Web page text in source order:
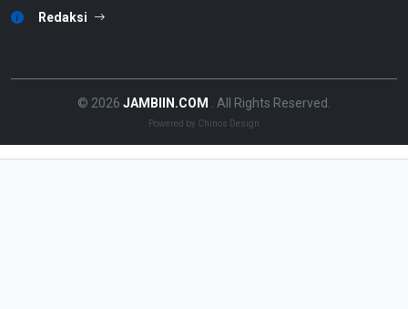
Redaksi
© 2026 JAMBIIN.COM . All Rights Reserved.
Powered by Chinos Design